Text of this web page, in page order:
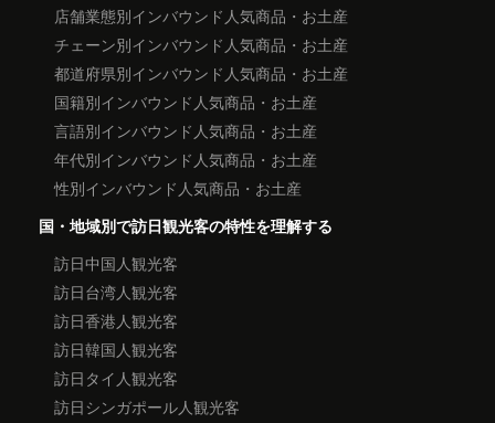
店舗業態別インバウンド人気商品・お土産
チェーン別インバウンド人気商品・お土産
都道府県別インバウンド人気商品・お土産
国籍別インバウンド人気商品・お土産
言語別インバウンド人気商品・お土産
年代別インバウンド人気商品・お土産
性別インバウンド人気商品・お土産
国・地域別で訪日観光客の特性を理解する
訪日中国人観光客
訪日台湾人観光客
訪日香港人観光客
訪日韓国人観光客
訪日タイ人観光客
訪日シンガポール人観光客